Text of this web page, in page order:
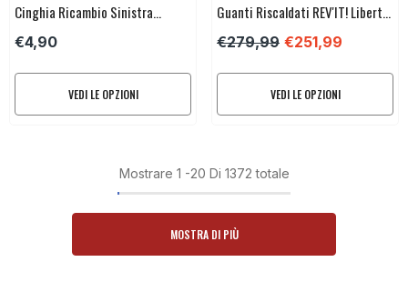
Cinghia Ricambio Sinistra
ELEVEIT MOTOBOOTS Per
TARMAC/PRIVILEGE
€4,90
VEDI LE OPZIONI
Guanti Riscaldati REV'IT! Liberty
H2O
€279,99 €251,99
VEDI LE OPZIONI
Mostrare 1 -20 Di 1372 totale
MOSTRA DI PIÙ